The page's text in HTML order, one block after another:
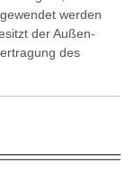
werden
der Außen-
des